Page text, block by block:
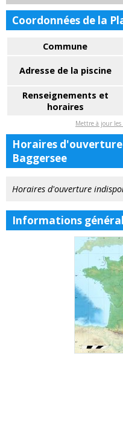
Coordonnées de la
Commune
Adresse de la piscine
Renseignements et
horaires
Mettre à jour
Horaires
Baggersee
Horaires d'ouverture
Informations